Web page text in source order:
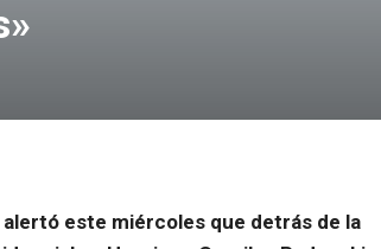
alertó este miércoles que detrás de la